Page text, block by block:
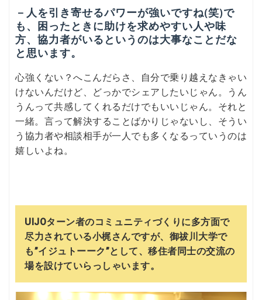
－人を引き寄せるパワーが強いですね(笑)で
も、困ったときに助けを求めやすい人や味
方、協力者がいるというのは大事なことだな
と思います。
心強くない？へこんだらさ、自分で乗り越えなきゃい
けないんだけど、どっかでシェアしたいじゃん。うん
うんって共感してくれるだけでもいいじゃん。それと
一緒。言って解決することばかりじゃないし、そうい
う協力者や相談相手が一人でも多くなるっていうのは
嬉しいよね。
UIJOターン者のコミュニティづくりに多方面で
尽力されている小梶さんですが、御祓川大学で
も”イジュトーーク”として、移住者同士の交流の
場を設けていらっしゃいます。